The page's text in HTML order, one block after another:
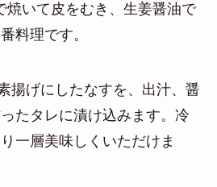
焼いて皮をむき、生姜醤油で
料理です。
揚げにしたなすを、出汁、醤
たタレに漬け込みます。冷
一層美味しくいただけま